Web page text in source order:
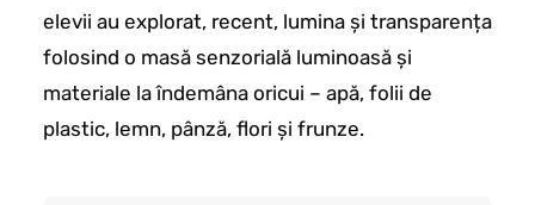
elevii au explorat, recent, lumina și transparența
folosind o masă senzorială luminoasă și
materiale la îndemâna oricui – apă, folii de
plastic, lemn, pânză, flori și frunze.